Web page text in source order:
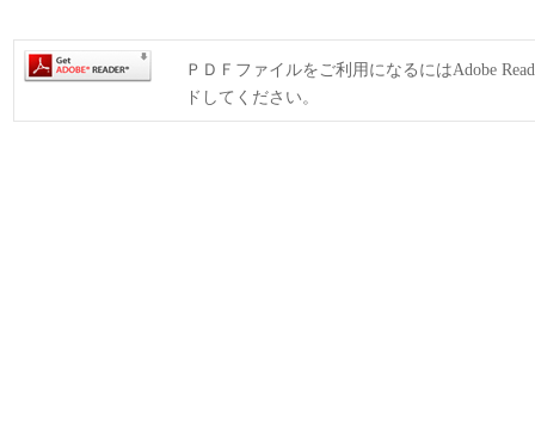
ＰＤＦファイルをご利用になるにはAdobe
ドしてください。